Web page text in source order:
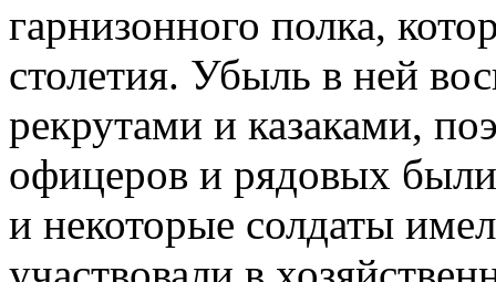
гарнизонного полка,
столетия. Убыль в ней
рекрутами и казаками,
офицеров и рядовых
и некоторые солдаты